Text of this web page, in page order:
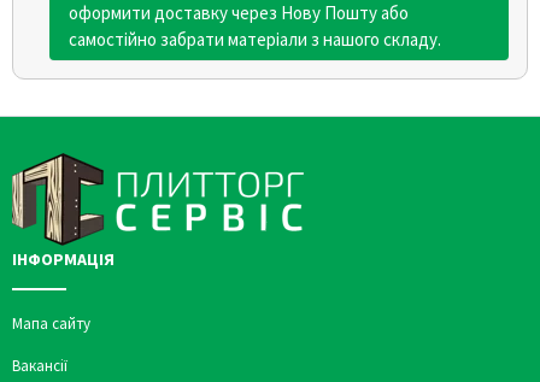
оформити доставку через Нову Пошту або
самостійно забрати матеріали з нашого складу.
ІНФОРМАЦІЯ
Мапа сайту
Вакансії